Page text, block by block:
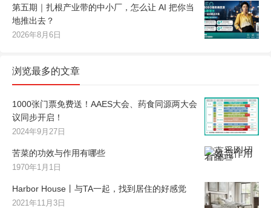
第五期｜扎根产业带的中小厂，怎么让 AI 把你当
地推出去？
2026年8月6日
浏览最多的文章
1000张门票免费送！AAES大会、药食同源两大会
议同步开启！
2024年9月27日
苦菜的功效与作用有哪些
1970年1月1日
Harbor House丨与TA一起，找到居住的好感觉
2021年11月3日